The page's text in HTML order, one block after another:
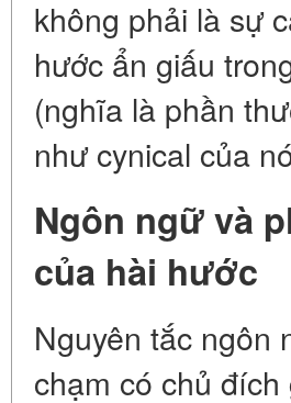
không phải là sự
hước ẩn giấu
(nghĩa là phần
như cynical của
Ngôn ngữ và
của hài hước
Nguyên tắc ngôn
chạm có chủ